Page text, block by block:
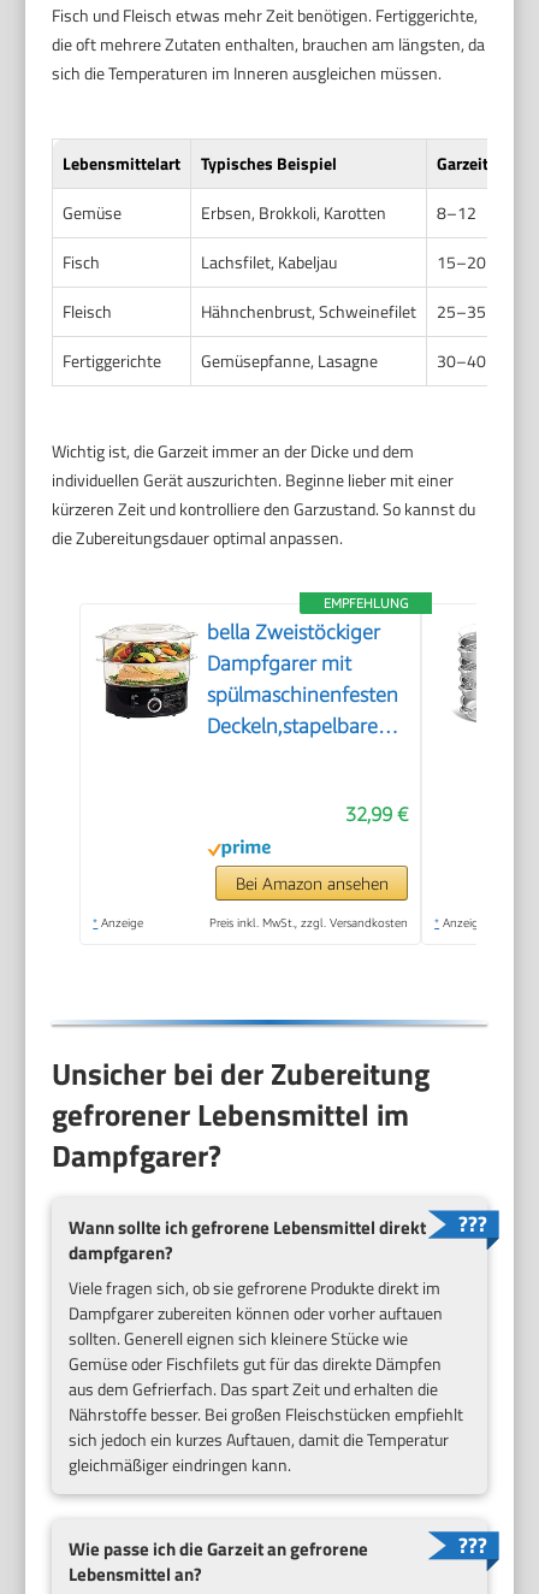
Fisch und Fleisch etwas mehr Zeit benötigen. Fertiggerichte,
die oft mehrere Zutaten enthalten, brauchen am längsten, da
sich die Temperaturen im Inneren ausgleichen müssen.
Lebensmittelart Typisches Beispiel
Garzeit (in
Gemüse
Erbsen, Brokkoli, Karotten
8–12
Fisch
Lachsfilet, Kabeljau
15–20
Fleisch
Hähnchenbrust, Schweinefilet
25–35
Fertiggerichte
Gemüsepfanne, Lasagne 30–40
Wichtig ist, die Garzeit immer an der Dicke und dem
individuellen Gerät auszurichten. Beginne lieber mit einer
kürzeren Zeit und kontrolliere den Garzustand. So kannst du
die Zubereitungsdauer optimal anpassen.
EMPFEHLUNG
bella Zweistöckiger
Dampfgarer mit
spülmaschinenfesten
Deckeln,stapelbaren
schnelles,gleichzeitiges
Garen-automatische
Abschaltung
32,99 €
Bei Amazon ansehen
* Anzeige Preis inkl. MwSt., zzgl. Versandkosten * Anzeige
Unsicher bei der Zubereitung
gefrorener Lebensmittel im
Dampfgarer?
Wann sollte ich gefrorene Lebensmittel direkt
dampfgaren?
Viele fragen sich, ob sie gefrorene Produkte direkt im
Dampfgarer zubereiten können oder vorher auftauen
sollten. Generell eignen sich kleinere Stücke wie
Gemüse oder Fischfilets gut für das direkte Dämpfen
aus dem Gefrierfach. Das spart Zeit und erhalten die
Nährstoffe besser. Bei großen Fleischstücken empfiehlt
sich jedoch ein kurzes Auftauen, damit die Temperatur
gleichmäßiger eindringen kann.
Wie passe ich die Garzeit an gefrorene
Lebensmittel an?